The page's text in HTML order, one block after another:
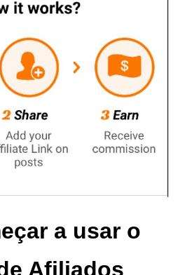
a usar o
Afiliados